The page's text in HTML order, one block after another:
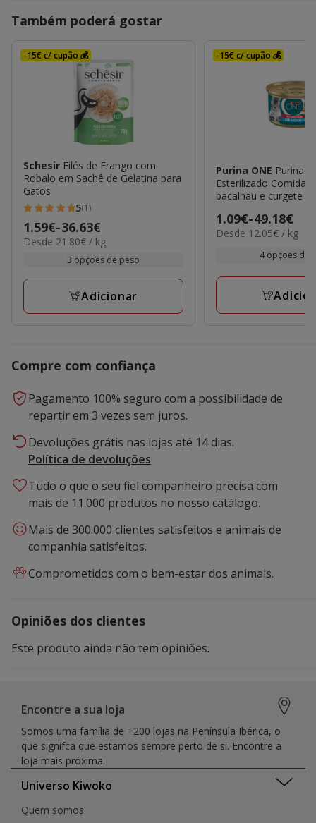
Também poderá gostar
-15€ c/ cupão 💰
Schesir Filés de Frango com
Robalo em Sachê de Gelatina para
Gatos
5
estrelas
com
avaliações
5(1)
Preço
de
a
1.59€-36.63€
21.80€
Desde 21.80€ / kg
3 opções de peso
Adicionar
-15€ c/ cupão 💰
Purina ONE Purina
Esterilizado Comida
bacalhau e curgete
Preço
de
49.18€
1.09€-49.18€
12.05€
Desde 12.05€ / kg
4 opções de
Compre com confiança
Pagamento 100% seguro com a possibilidade de
repartir em 3 vezes sem juros.
Devoluções grátis nas lojas até 14 dias.
Política de devoluções
Tudo o que o seu fiel companheiro precisa com
mais de 11.000 produtos no nosso catálogo.
Mais de 300.000 clientes satisfeitos e animais de
companhia satisfeitos.
Comprometidos com o bem-estar dos animais.
Opiniões dos clientes
Este produto ainda não tem opiniões.
Encontre a sua loja
Somos uma família de +200 lojas na Península Ibérica, o
que signifca que estamos sempre perto de si. Encontre a
loja mais próxima.
Universo Kiwoko
Quem somos